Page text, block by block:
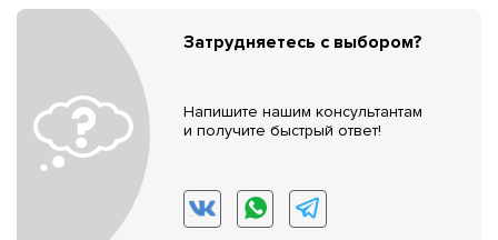
Затрудняетесь с выбором?
Напишите нашим консультантам
и получите быстрый ответ!